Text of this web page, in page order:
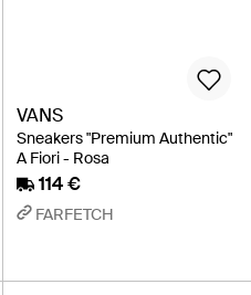
VANS
Sneakers "Premium Authentic"
A Fiori - Rosa
114 €
FARFETCH